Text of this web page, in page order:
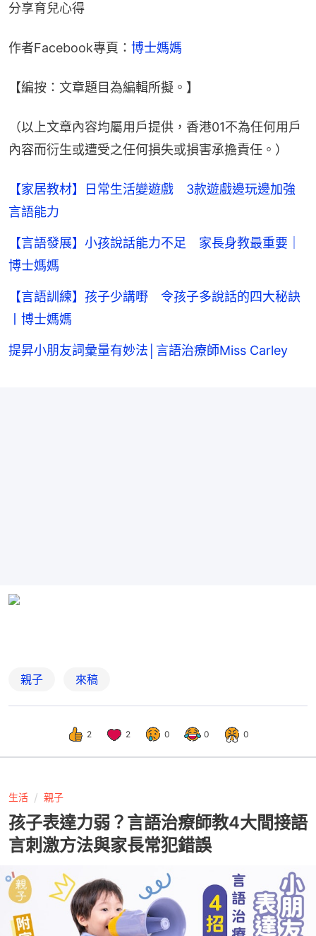
分享育兒心得
作者Facebook專頁： 博士媽媽
【編按：文章題目為編輯所擬。​】
（以上文章內容均屬用戶提供，香港01不為任何用戶
內容而衍生或遭受之任何損失或損害承擔責任。）
【家居教材】日常生活變遊戲 3款遊戲邊玩邊加強
言語能力
【言語發展】小孩說話能力不足 家長身教最重要｜
博士媽媽
【言語訓練】孩子少講嘢 令孩子多說話的四大秘訣
丨博士媽媽
提昇小朋友詞彙量有妙法│言語治療師Miss Carley
親子 來稿
2 2 0 0 0
生活 親子
孩子表達力弱？言語治療師教4大間接語
言刺激方法與家長常犯錯誤